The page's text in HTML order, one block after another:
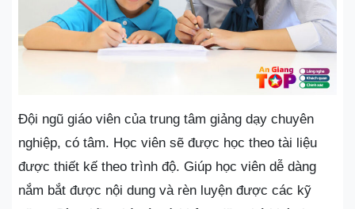
Đội ngũ giáo viên của trung tâm giảng dạy chuyên
nghiệp, có tâm. Học viên sẽ được học theo tài liệu
được thiết kế theo trình độ. Giúp học viên dễ dàng
nắm bắt được nội dung và rèn luyện được các kỹ